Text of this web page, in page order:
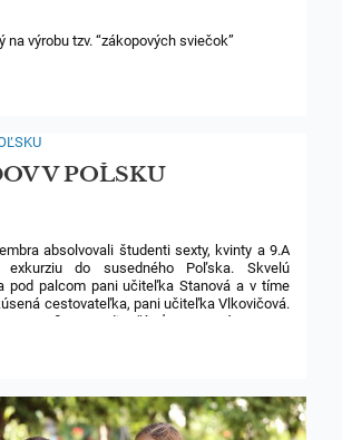
na výrobu tzv. “zákopových sviečok”
v ukrajinských zákopoch na vlastné
TA3:
V POĽSKU
absolvovali študenti sexty, kvinty a 9.A
exkurziu do susedného Poľska. Skvelú
pod palcom pani učiteľka Stanová a v tíme
cestovateľka, pani učiteľka Vlkovičová.
geografiu a vedia čítať mapy, výprava sa
nestratila. Sprevádzal ich poľský rodák
vtipkár), brat Matej.